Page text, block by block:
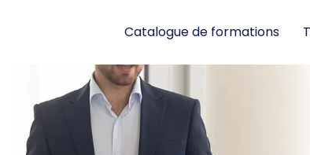
Catalogue de formations